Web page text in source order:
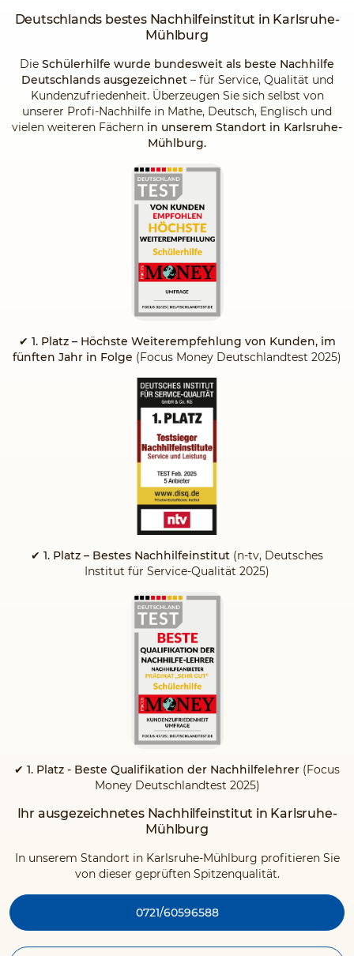
Deutschlands bestes Nachhilfeinstitut in Karlsruhe-
Mühlburg
Die Schülerhilfe wurde bundesweit als beste Nachhilfe
Deutschlands ausgezeichnet– für Service, Qualität und
Kundenzufriedenheit. Überzeugen Sie sich selbst von
unserer Profi-Nachhilfe in Mathe, Deutsch, Englisch und
vielen weiteren Fächern in unserem Standort in Karlsruhe-
Mühlburg.
✔ 1. Platz – Höchste Weiterempfehlung von Kunden, im
fünften Jahr in Folge (Focus Money Deutschlandtest 2025)
✔ 1. Platz – Bestes Nachhilfeinstitut (n-tv, Deutsches
Institut für Service-Qualität 2025)
✔ 1. Platz - Beste Qualifikation der Nachhilfelehrer (Focus
Money Deutschlandtest 2025)
Ihr ausgezeichnetes Nachhilfeinstitut in Karlsruhe-
Mühlburg
In unserem Standort in Karlsruhe-Mühlburg profitieren Sie
von dieser geprüften Spitzenqualität.
0721/60596588